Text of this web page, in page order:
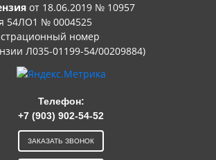
от 18.06.2019 № 10957
54ЛО1 № 0004525
номер
Л035-01199-54/00209884)
Телефон:
+7 (903) 902-54-52
ЗАКАЗАТЬ ЗВОНОК